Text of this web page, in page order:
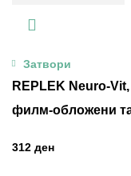
Затвори
REPLEK Neuro-
филм-обложени
ден